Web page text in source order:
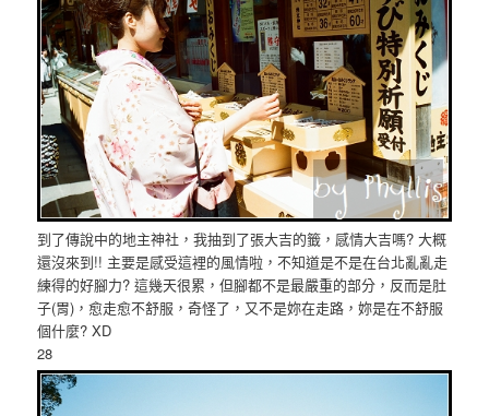
到了傳說中的地主神社，我抽到了張大吉的籤，感情大吉嗎? 大概
還沒來到!! 主要是感受這裡的風情啦，不知道是不是在台北亂亂走
練得的好腳力? 這幾天很累，但腳都不是最嚴重的部分，反而是肚
子(胃)，愈走愈不舒服，奇怪了，又不是妳在走路，妳是在不舒服
個什麼? XD
28